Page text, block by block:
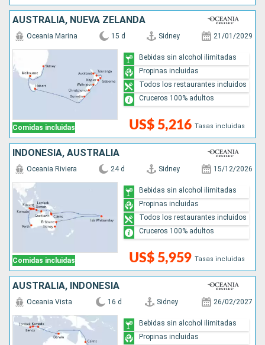
AUSTRALIA, NUEVA ZELANDA
Comidas incluidas
Oceania Marina 15 d Sidney 21/01/2029
US$ 5,216 Tasas incluidas
Bebidas sin alcohol ilimitadas
Propinas incluidas
Todos los restaurantes incluidos
Cruceros 100% adultos
INDONESIA, AUSTRALIA
Comidas incluidas
Oceania Riviera 24 d Sidney 15/12/2026
US$ 5,959 Tasas incluidas
Bebidas sin alcohol ilimitadas
Propinas incluidas
Todos los restaurantes incluidos
Cruceros 100% adultos
AUSTRALIA, INDONESIA
Oceania Vista 16 d Sidney 26/02/2027
Bebidas sin alcohol ilimitadas
Propinas incluidas